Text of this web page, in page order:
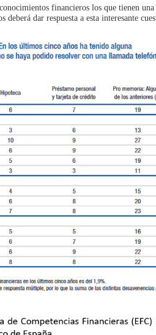
financieros los que tienen
deberá dar respuesta a esta interesante